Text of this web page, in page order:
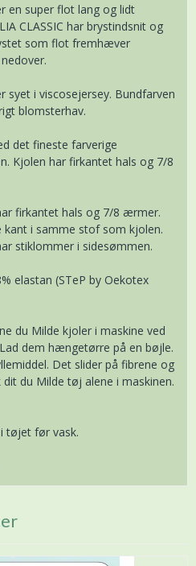
en super flot lang og lidt
CLASSIC har brystindsnit og
som flot fremhæver
syet i viscosejersey. Bundfarven
blomsterhav.
det fineste farverige
Kjolen har firkantet hals og 7/8
firkantet hals og 7/8 ærmer.
i samme stof som kjolen.
stiklommer i sidesømmen.
elastan (STeP by Oekotex
du Milde kjoler i maskine ved
dem hængetørre på en bøjle.
Det slider på fibrene og
du Milde tøj alene i maskinen.
tøjet før vask.